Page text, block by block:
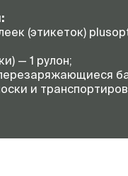
(этикеток)
— 1 рулон;
и